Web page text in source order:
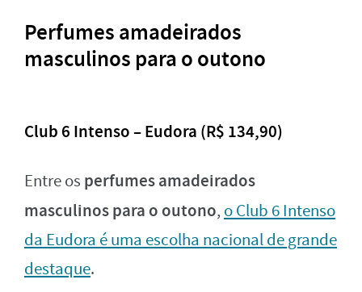
Perfumes amadeirados
masculinos para o outono
Club 6 Intenso – Eudora (R$ 134,90)
Entre os perfumes amadeirados
masculinos para o outono, o Club 6 Intenso
da Eudora é uma escolha nacional de grande
destaque.